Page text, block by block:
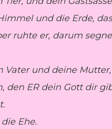
und die Erde,
ruhte er, darum
Vater und deine
den ER dein Gott dir
Ehe.